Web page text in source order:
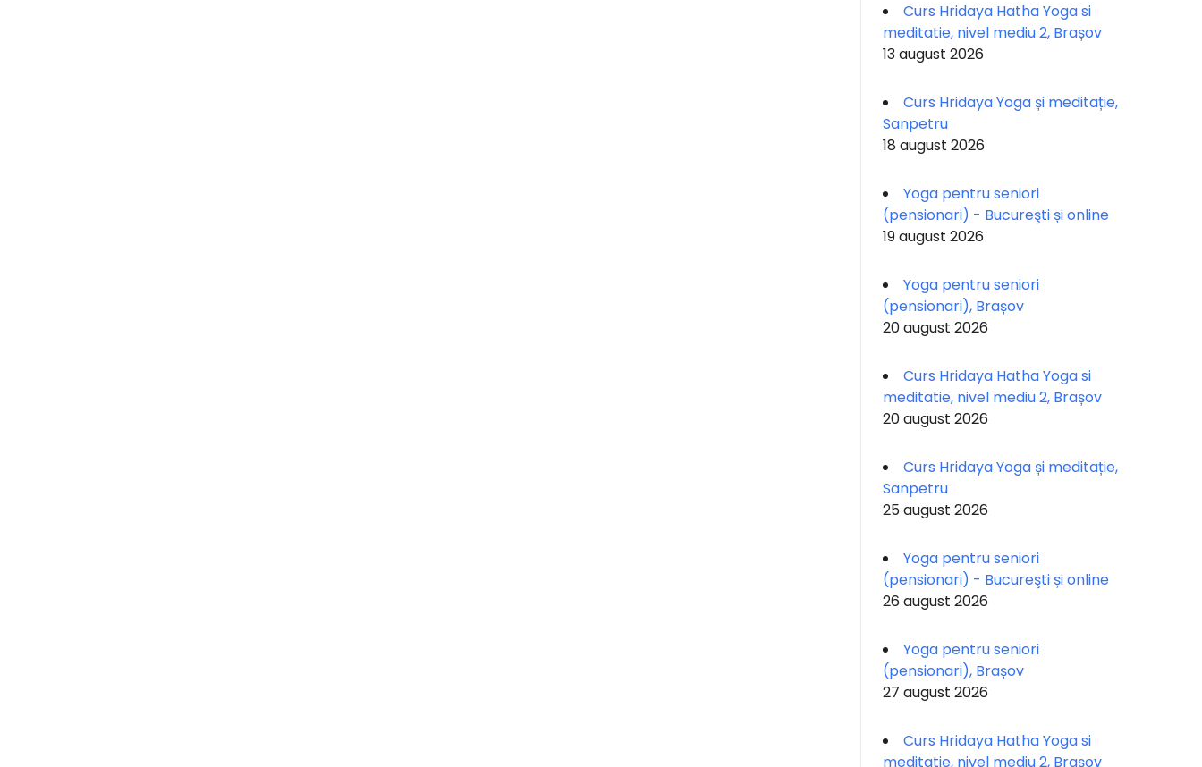
Curs Hridaya Hatha Yoga si
meditatie, nivel mediu 2, Brașov
13 august 2026
Curs Hridaya Yoga și meditație,
Sanpetru
18 august 2026
Yoga pentru seniori
(pensionari) - Bucureşti și online
19 august 2026
Yoga pentru seniori
(pensionari), Brașov
20 august 2026
Curs Hridaya Hatha Yoga si
meditatie, nivel mediu 2, Brașov
20 august 2026
Curs Hridaya Yoga și meditație,
Sanpetru
25 august 2026
Yoga pentru seniori
(pensionari) - Bucureşti și online
26 august 2026
Yoga pentru seniori
(pensionari), Brașov
27 august 2026
Curs Hridaya Hatha Yoga si
meditatie, nivel mediu 2, Brașov